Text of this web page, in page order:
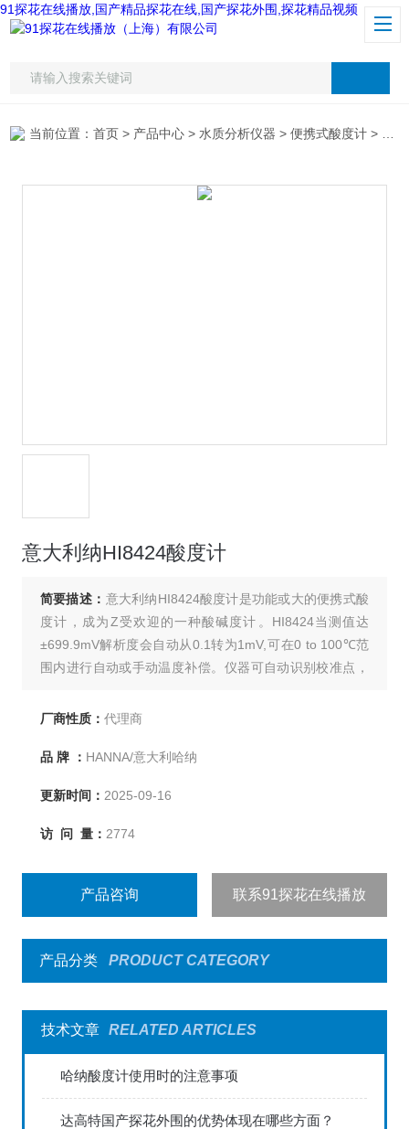
91探花在线播放,国产精品探花在线,国产探花外围,探花精品视频
当前位置：首页 > 产品中心 > 水质分析仪器 >便携式酸度计 > 意大利纳HI8424酸度计
意大利纳HI8424酸度计
简要描述： 意大利纳HI8424酸度计是功能或大的便携式酸
度计，成为Z受欢迎的一种酸碱度计。HI8424当测值达
±699.9mV解析度会自动从0.1转为1mV,可在0 to 100℃范
围内进行自动或手动温度补偿。仪器可自动识别校准点，
与读数锁定功能。可快速准确的测量pHORp℃。
厂商性质： 代理商
品 牌 ： HANNA/意大利哈纳
更新时间： 2025-09-16
访 问 量： 2774
产品咨询 联系91探花在线播放
产品分类 PRODUCT CATEGORY
技术文章 RELATED ARTICLES
哈纳酸度计使用时的注意事项
达高特国产探花外围的优势体现在哪些方面？